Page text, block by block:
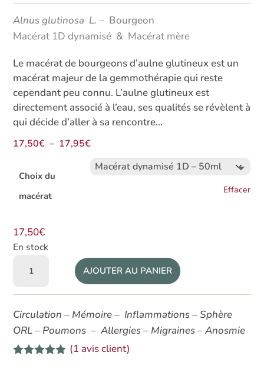
Alnus glutinosa L. – Bourgeon
Macérat 1D dynamisé & Macérat mère
Le macérat de bourgeons d’aulne glutineux est un
macérat majeur de la gemmothérapie qui reste
cependant peu connu. L’aulne glutineux est
directement associé à l’eau, ses qualités se révèlent à
qui décide d’aller à sa rencontre…
17,50€ – 17,95€Plage
prix :
Choix du
macérat
Effacer
17,50€
En stock
Macérat
de
bourgeons
bio
Aulne
AJOUTER AU PANIER
Circulation – Mémoire – Inflammations – Sphère
ORL – Poumons – Allergies – Migraines – Anosmie
(1 avis client)